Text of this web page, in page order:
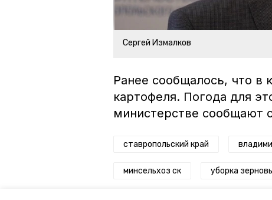
Сергей Измалков
Ранее сообщалось, что в
картофеля. Погода для
министерстве сообщают
ставропольский край
минсельхоз ск уборка